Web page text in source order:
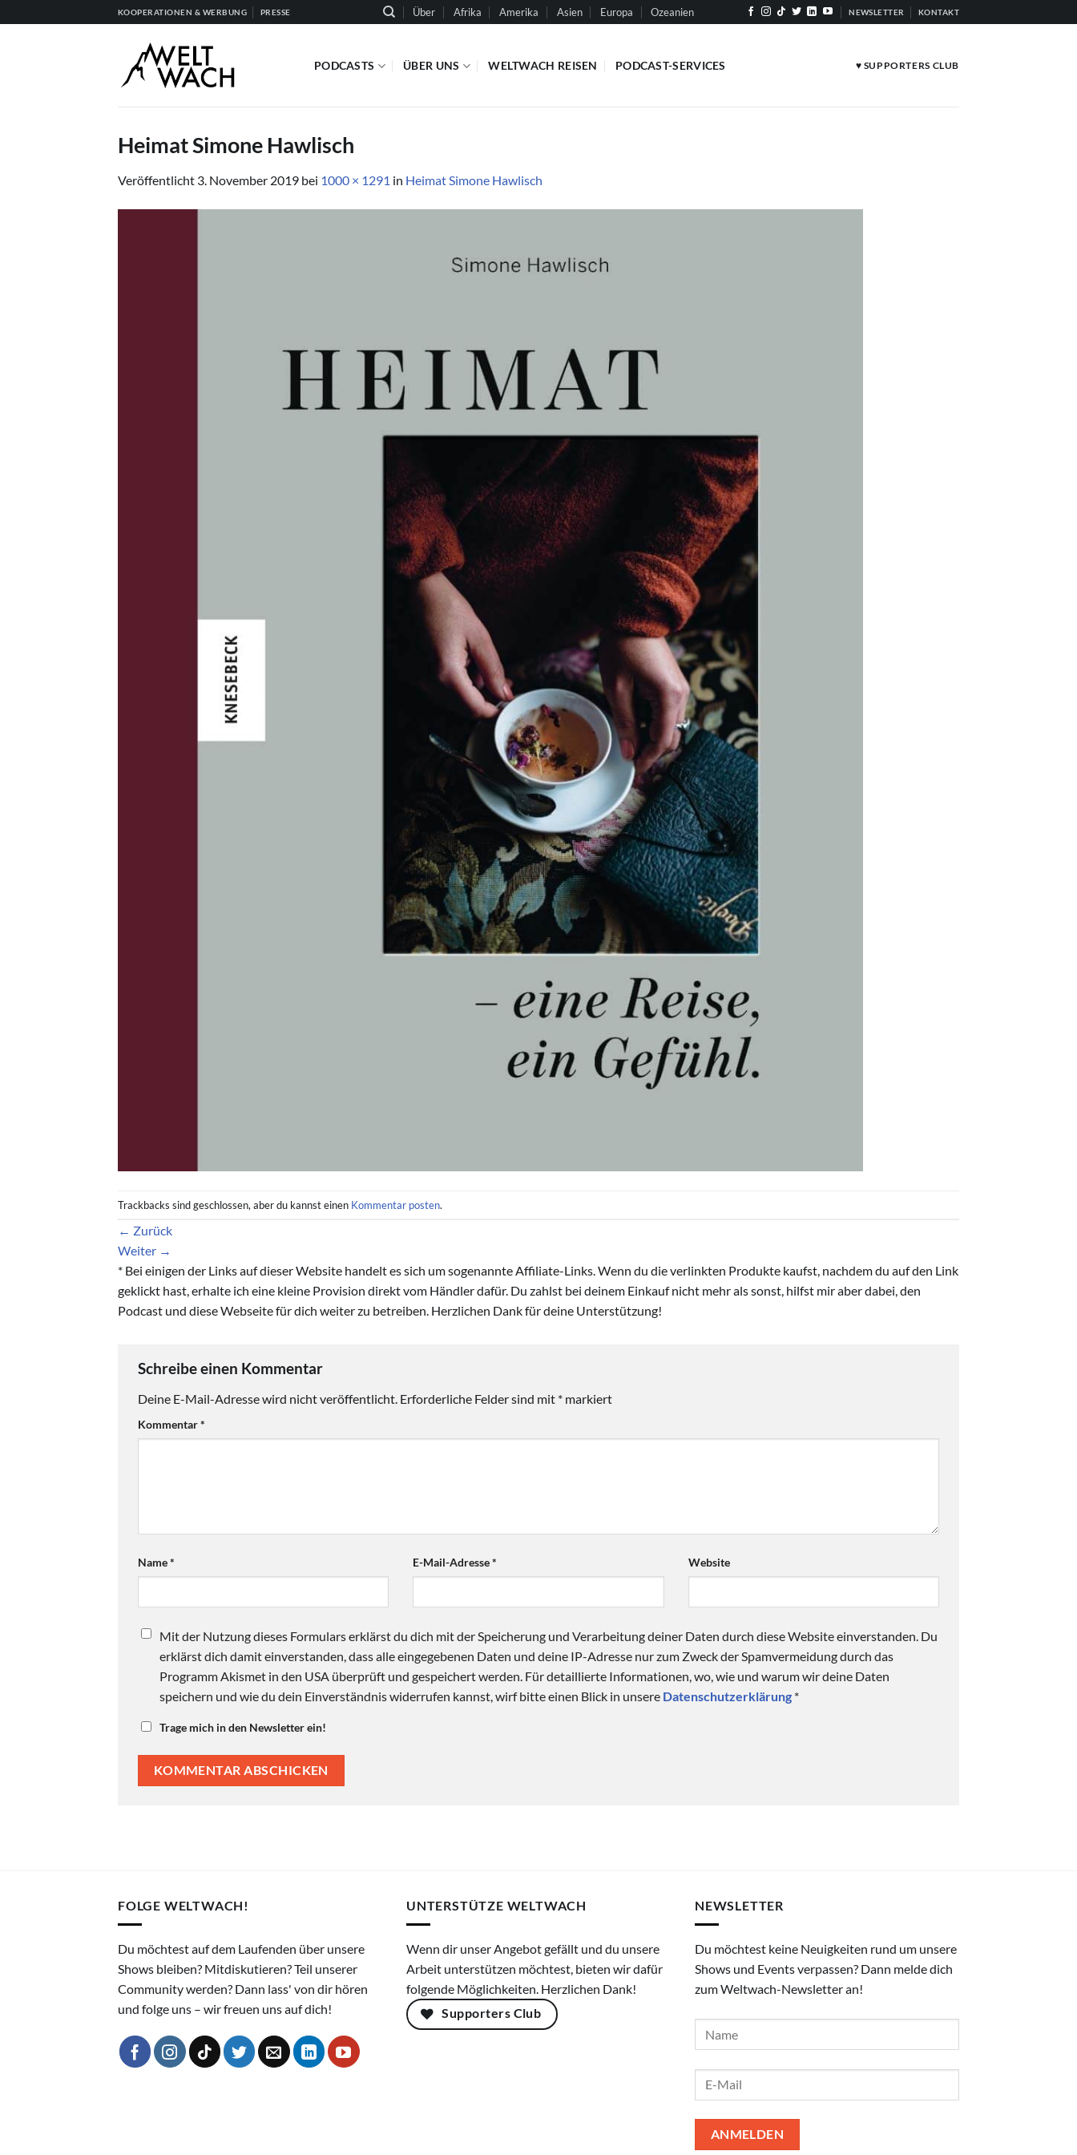
Inhalt
KOOPERATIONEN & WERBUNG PRESSE Über Afrika Amerika Asien Europa Ozeanien NEWSLETTER KONTAKT
PODCASTS ÜBER UNS WELTWACH REISEN PODCAST-SERVICES ♥ SUPPORTERS CLUB
Heimat Simone Hawlisch
Veröffentlicht 3. November 2019 bei 1000 × 1291 in Heimat Simone Hawlisch
Trackbacks sind geschlossen, aber du kannst einen Kommentar posten.
← Zurück
Weiter →
* Bei einigen der Links auf dieser Website handelt es sich um sogenannte Affiliate-Links. Wenn du die verlinkten Produkte kaufst, nachdem du auf den Link
geklickt hast, erhalte ich eine kleine Provision direkt vom Händler dafür. Du zahlst bei deinem Einkauf nicht mehr als sonst, hilfst mir aber dabei, den
Podcast und diese Webseite für dich weiter zu betreiben. Herzlichen Dank für deine Unterstützung!
Schreibe einen Kommentar
Deine E-Mail-Adresse wird nicht veröffentlicht. Erforderliche Felder sind mit * markiert
Kommentar*
Name* E-Mail-Adresse* Website
Mit der Nutzung dieses Formulars erklärst du dich mit der Speicherung und Verarbeitung deiner Daten durch diese Website einverstanden. Du
erklärst dich damit einverstanden, dass alle eingegebenen Daten und deine IP-Adresse nur zum Zweck der Spamvermeidung durch das
Programm Akismet in den USA überprüft und gespeichert werden. Für detaillierte Informationen, wo, wie und warum wir deine Daten
speichern und wie du dein Einverständnis widerrufen kannst, wirf bitte einen Blick in unsere Datenschutzerklärung *
Trage mich in den Newsletter ein!
FOLGE WELTWACH!
Du möchtest auf dem Laufenden über unsere
Shows bleiben? Mitdiskutieren? Teil unserer
Community werden? Dann lass' von dir hören
und folge uns – wir freuen uns auf dich!
UNTERSTÜTZE WELTWACH
Wenn dir unser Angebot gefällt und du unsere
Arbeit unterstützen möchtest, bieten wir dafür
folgende Möglichkeiten. Herzlichen Dank!
Supporters Club
NEWSLETTER
Du möchtest keine Neuigkeiten rund um unsere
Shows und Events verpassen? Dann melde dich
zum Weltwach-Newsletter an!